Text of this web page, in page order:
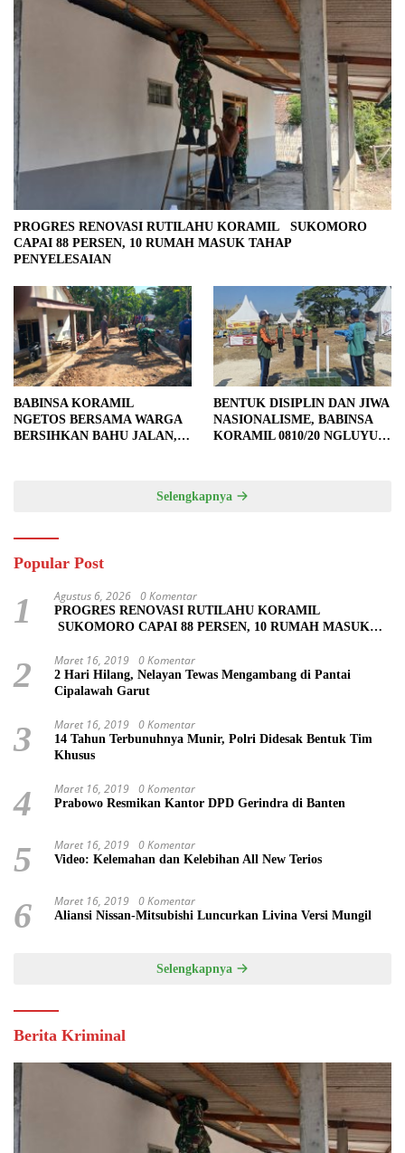
PROGRES RENOVASI RUTILAHU KORAMIL SUKOMORO
CAPAI 88 PERSEN, 10 RUMAH MASUK TAHAP
PENYELESAIAN
BABINSA KORAMIL
NGETOS BERSAMA WARGA
BERSIHKAN BAHU JALAN,
BENTUK DISIPLIN DAN JIWA
NASIONALISME, BABINSA
KORAMIL 0810/20 NGLUYU
Selengkapnya
Popular Post
1 Agustus 6, 2026 0 Komentar
PROGRES RENOVASI RUTILAHU KORAMIL
SUKOMORO CAPAI 88 PERSEN, 10 RUMAH MASUK
2 Maret 16, 2019 0 Komentar
2 Hari Hilang, Nelayan Tewas Mengambang di Pantai
Cipalawah Garut
3 Maret 16, 2019 0 Komentar
14 Tahun Terbunuhnya Munir, Polri Didesak Bentuk Tim
Khusus
4 Maret 16, 2019 0 Komentar
Prabowo Resmikan Kantor DPD Gerindra di Banten
5 Maret 16, 2019 0 Komentar
Video: Kelemahan dan Kelebihan All New Terios
6 Maret 16, 2019 0 Komentar
Aliansi Nissan-Mitsubishi Luncurkan Livina Versi Mungil
Selengkapnya
Berita Kriminal